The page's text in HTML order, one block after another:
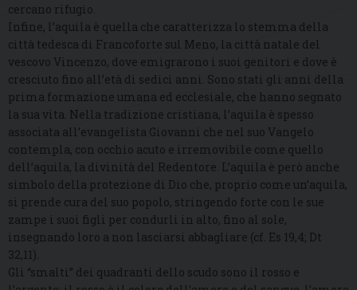
cercano rifugio.
Infine, l’aquila è quella che caratterizza lo stemma della
città tedesca di Francoforte sul Meno, la città natale del
vescovo Vincenzo, dove emigrarono i suoi genitori e dove è
cresciuto fino all’età di sedici anni. Sono stati gli anni della
prima formazione umana ed ecclesiale, che hanno segnato
la sua vita. Nella tradizione cristiana, l’aquila è spesso
associata all’evangelista Giovanni che nel suo Vangelo
contempla, con occhio acuto e irremovibile come quello
dell’aquila, la divinità del Redentore. L’aquila è però anche
simbolo della protezione di Dio che, proprio come un’aquila,
si prende cura del suo popolo, stringendo forte con le sue
zampe i suoi figli per condurli in alto, fino al sole,
insegnando loro a non lasciarsi abbagliare (cf. Es 19,4; Dt
32,11).
Gli “smalti” dei quadranti dello scudo sono il rosso e